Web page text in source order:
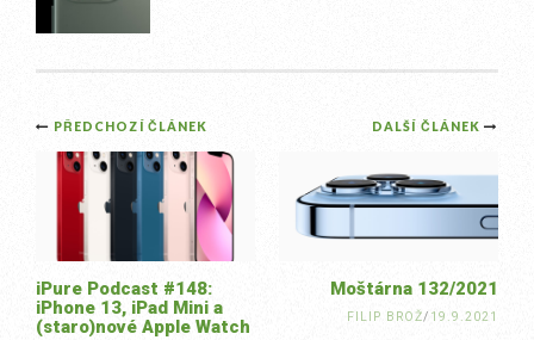
Post
navigation
DALŠÍ ČLÁNEK
Moštárna 132/2021
FILIP BROŽ/ 19.9.2021
PŘEDCHOZÍ ČLÁNEK
iPure Podcast #148:
iPhone 13, iPad Mini a
(staro)nové Apple Watch